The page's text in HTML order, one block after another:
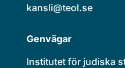
kansli@teol.se
Genvägar
Institutet för judiska